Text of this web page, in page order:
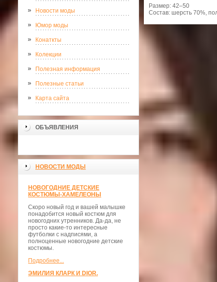
Новости моды
Юмор моды
Конаткты
Колекции
Полезная информация
Полезные статьи
Карта сайта
ОБЪЯВЛЕНИЯ
НОВОСТИ МОДЫ
НОВОГОДНИЕ ДЕТСКИЕ
КОСТЮМЫ-ХАМЕЛЕОНЫ
Скоро новый год и вашей малышке
понадобится новый костюм для
новогодних утренников. Да-да, не
просто какие-то интересные
футболки с надписями, а
полноценные новогодние детские
костюмы.
Подробнее...
ЭМИЛИЯ КЛАРК И DIOR.
Размер: 42–50
Состав: шерсть 70%,